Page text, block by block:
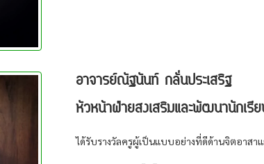
อาจารย์ณัฐนันท์ กลั่นประเสริฐ
หัวหน้าฝ่ายสงเสริมและพัฒนานักเรี
ได้รับรางวัลครูผู้เป็นแบบอย่างที่ดีด้านจิตอาสาแ